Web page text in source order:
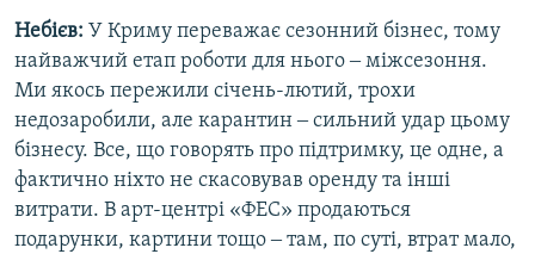
Небієв: У Криму переважає сезонний бізнес, тому
найважчий етап роботи для нього ‒ міжсезоння.
Ми якось пережили січень-лютий, трохи
недозаробили, але карантин ‒ сильний удар цьому
бізнесу. Все, що говорять про підтримку, це одне, а
фактично ніхто не скасовував оренду та інші
витрати. В арт-центрі «ФЕС» продаються
подарунки, картини тощо ‒ там, по суті, втрат мало,